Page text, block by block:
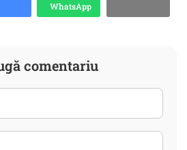
WhatsApp
comentariu